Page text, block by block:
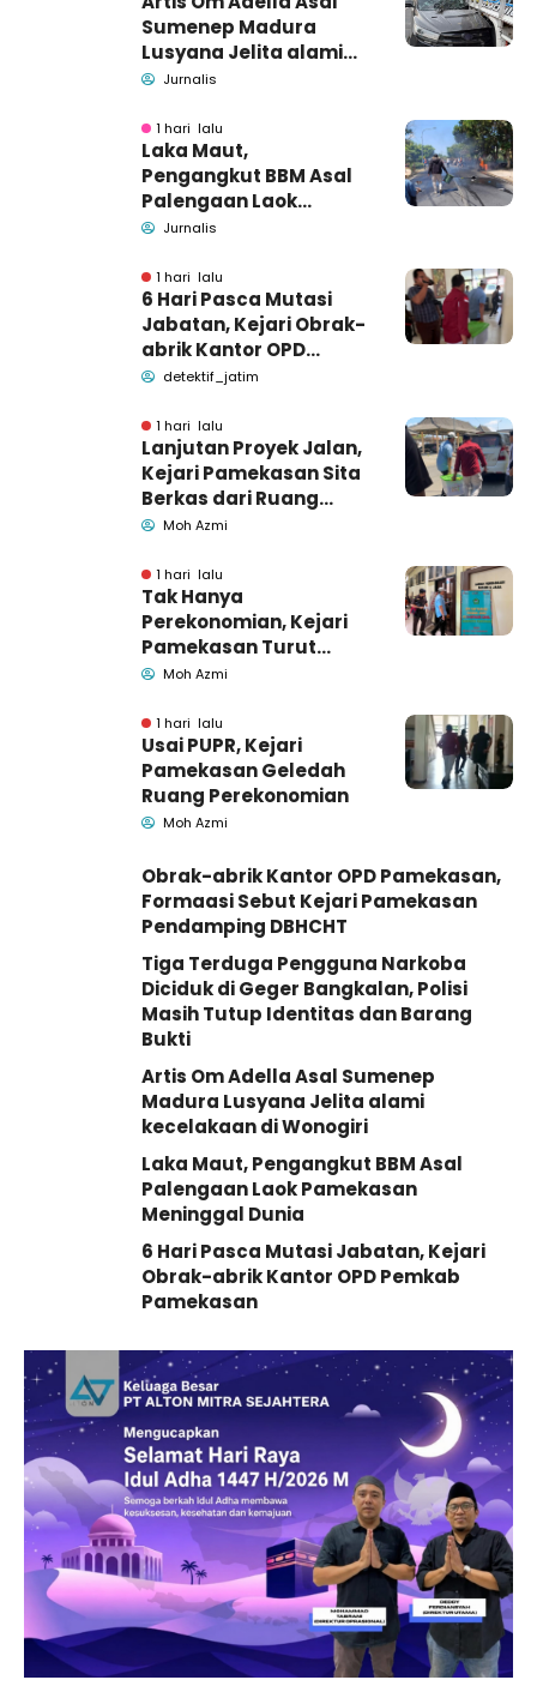
Sumenep Madura
Lusyana Jelita alami
kecelakaan di Wonogiri
Jurnalis
1 hari lalu
Laka Maut,
Pengangkut BBM Asal
Palengaan Laok
Pamekasan Meninggal
Jurnalis
1 hari lalu
6 Hari Pasca Mutasi
Jabatan, Kejari Obrak-
abrik Kantor OPD
Pemkab Pamekasan
detektif_jatim
1 hari lalu
Lanjutan Proyek Jalan,
Kejari Pamekasan Sita
Berkas dari Ruang
Pemkab Pamekasan
Moh Azmi
1 hari lalu
Tak Hanya
Perekonomian, Kejari
Pamekasan Turut
Geledah Ruang
Jasa
Moh Azmi
1 hari lalu
Usai PUPR, Kejari
Pamekasan Geledah
Ruang Perekonomian
Moh Azmi
Obrak-abrik Kantor OPD Pamekasan,
Formaasi Sebut Kejari Pamekasan
Pendamping DBHCHT
Tiga Terduga Pengguna Narkoba
Diciduk di Geger Bangkalan, Polisi
Masih Tutup Identitas dan Barang
Bukti
Artis Om Adella Asal Sumenep
Madura Lusyana Jelita alami
kecelakaan di Wonogiri
Laka Maut, Pengangkut BBM Asal
Palengaan Laok Pamekasan
Meninggal Dunia
6 Hari Pasca Mutasi Jabatan, Kejari
Obrak-abrik Kantor OPD Pemkab
Pamekasan